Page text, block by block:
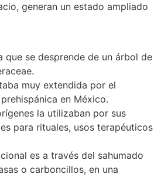
generan un estado ampliado
que se desprende de un árbol de
muy extendida por el
en México.
la utilizaban por sus
para rituales, usos terapéuticos
es a través del sahumado
o carboncillos, en una